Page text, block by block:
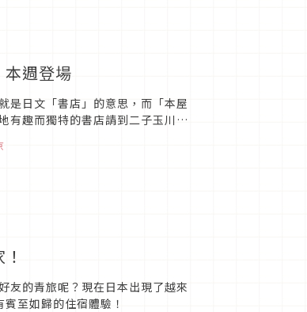
週登場
是日文「書店」的意思，而「本屋
有趣而獨特的書店請到二子玉川，
直木賞作家又吉直...
友的青旅呢？現在日本出現了越來
至如歸的住宿體驗！